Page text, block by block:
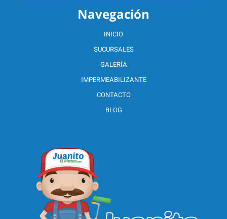
Navegación
INICIO
SUCURSALES
GALERÍA
IMPERMEABILIZANTE
CONTACTO
BLOG